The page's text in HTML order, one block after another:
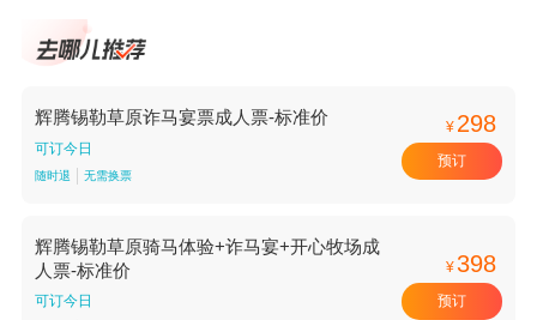
辉腾锡勒草原诈马宴票成人票-标准价
可订今日
随时退 无需换票
¥ 298
预订
辉腾锡勒草原骑马体验+诈马宴+开心牧场成
人票-标准价
可订今日
¥398
预订